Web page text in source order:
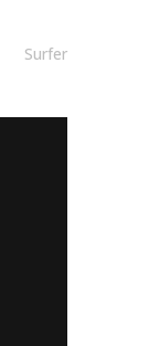
Surfer